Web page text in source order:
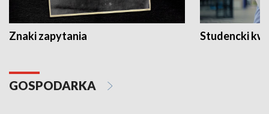
Znaki zapytania Studencki
GOSPODARKA